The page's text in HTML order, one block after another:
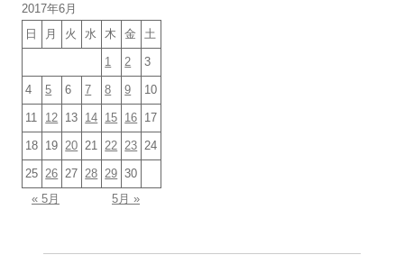
2017年6月
日
月 火 水 木 金 土
1 2 3
4 5 6 7 8 9 10
11 12 13 14 15 16 17
18 19 20 21 22 23 24
25 26 27 28 29 30
« 5月
5月 »